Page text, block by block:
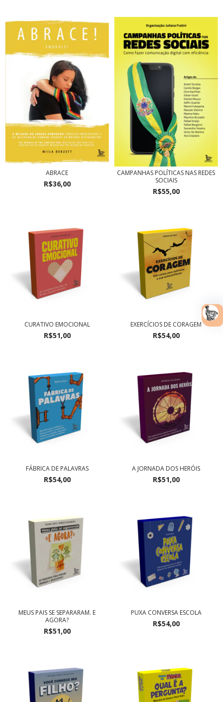
ABRACE
R$36,00
CAMPANHAS POLÍTICAS NAS REDES
SOCIAIS
R$55,00
CURATIVO EMOCIONAL
R$51,00
EXERCÍCIOS DE CORAGEM
R$54,00
FÁBRICA DE PALAVRAS
R$54,00
A JORNADA DOS HERÓIS
R$51,00
MEUS PAIS SE SEPARARAM. E
AGORA?
R$51,00
PUXA CONVERSA ESCOLA
R$54,00